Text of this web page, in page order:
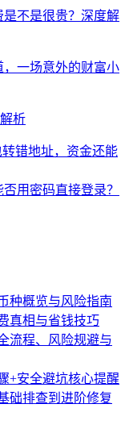
是不是很贵？深度解
，一场意外的财富小
析
转错地址，资金还能
用密码直接登录？
种概览与风险指南
真相与省钱技巧
流程、风险规避与
+安全避坑核心提醒
础排查到进阶修复